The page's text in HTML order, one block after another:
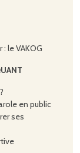
le VAKOG
en public
ses